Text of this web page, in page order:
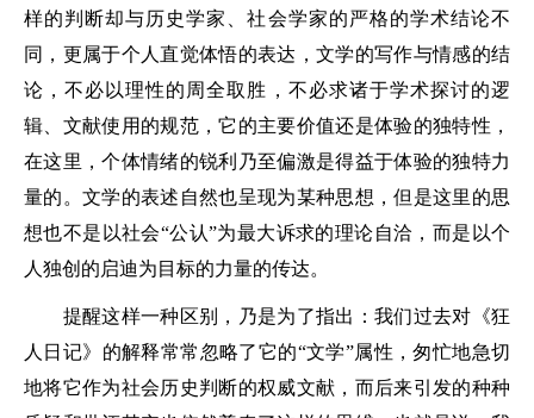
样的判断却与历史学家、社会学家的严格的学术结论不
同，更属于个人直觉体悟的表达，文学的写作与情感的结
论，不必以理性的周全取胜，不必求诸于学术探讨的逻
辑、文献使用的规范，它的主要价值还是体验的独特性，
在这里，个体情绪的锐利乃至偏激是得益于体验的独特力
量的。文学的表述自然也呈现为某种思想，但是这里的思
想也不是以社会“公认”为最大诉求的理论自洽，而是以个
人独创的启迪为目标的力量的传达。
提醒这样一种区别，乃是为了指出：我们过去对《狂
人日记》的解释常常忽略了它的“文学”属性，匆忙地急切
地将它作为社会历史判断的权威文献，而后来引发的种种